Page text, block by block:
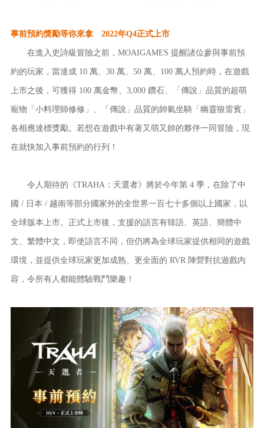
事前預約獎勵等你來拿 2022年Q4正式上市
在進入史詩級冒險之前，MOAIGAMES 提醒諸位參與事前預
約的玩家，當達成 10 萬、30 萬、50 萬、100 萬人預約時，在遊戲
上市之後，可獲得 100 萬金幣、3,000 鑽石、「傳說」品質的超萌
寵物「小料理師修修」、「傳說」品質的帥氣坐騎「幽靈狼雷賓」
各相應達標獎勵。若想在遊戲中有著又萌又帥的夥伴一同冒險，現
在就快加入事前預約的行列！
令人期待的《TRAHA：天選者》將於今年第 4 季，在除了中
國 / 日本 / 越南等部分國家外的全世界一百七十多個以上國家，以
全球版本上市。正式上市後，支援的語言有韓語、英語、簡體中
文、繁體中文，即使語言不同，但仍將為全球玩家提供相同的遊戲
環境，並提供全球玩家更加成熟、更全面的 RVR 陣營對抗遊戲內
容，令所有人都能體驗戰鬥樂趣！